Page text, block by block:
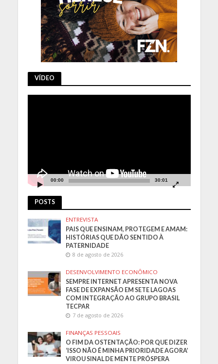
VÍDEO
00:00 30:01
POSTS
ENTREVISTA
PAIS QUE ENSINAM, PROTEGEM E AMAM:
HISTÓRIAS QUE DÃO SENTIDO À
PATERNIDADE
8 de agosto de 2026
DESENVOLVIMENTO ECONÔMICO
SEMPRE INTERNET APRESENTA NOVA
FASE DE EXPANSÃO EM SETE LAGOAS
COM INTEGRAÇÃO AO GRUPO BRASIL
TECPAR
7 de agosto de 2026
FINANÇAS PESSOAIS
O FIM DA OSTENTAÇÃO: POR QUE DIZER
‘ISSO NÃO É MINHA PRIORIDADE AGORA’
VIROU SINAL DE MENTE PRÓSPERA